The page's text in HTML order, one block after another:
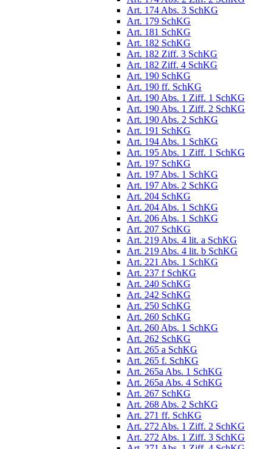
Art. 174 Abs. 3 SchKG
Art. 179 SchKG
Art. 181 SchKG
Art. 182 SchKG
Art. 182 Ziff. 3 SchKG
Art. 182 Ziff. 4 SchKG
Art. 190 SchKG
Art. 190 ff. SchKG
Art. 190 Abs. 1 Ziff. 1 SchKG
Art. 190 Abs. 1 Ziff. 2 SchKG
Art. 190 Abs. 2 SchKG
Art. 191 SchKG
Art. 194 Abs. 1 SchKG
Art. 195 Abs. 1 Ziff. 1 SchKG
Art. 197 SchKG
Art. 197 Abs. 1 SchKG
Art. 197 Abs. 2 SchKG
Art. 204 SchKG
Art. 204 Abs. 1 SchKG
Art. 206 Abs. 1 SchKG
Art. 207 SchKG
Art. 219 Abs. 4 lit. a SchKG
Art. 219 Abs. 4 lit. b SchKG
Art. 221 Abs. 1 SchKG
Art. 237 f SchKG
Art. 240 SchKG
Art. 242 SchKG
Art. 250 SchKG
Art. 260 SchKG
Art. 260 Abs. 1 SchKG
Art. 262 SchKG
Art. 265 a SchKG
Art. 265 f. SchKG
Art. 265a Abs. 1 SchKG
Art. 265a Abs. 4 SchKG
Art. 267 SchKG
Art. 268 Abs. 2 SchKG
Art. 271 ff. SchKG
Art. 272 Abs. 1 Ziff. 2 SchKG
Art. 272 Abs. 1 Ziff. 3 SchKG